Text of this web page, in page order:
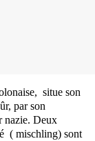
situe son
par son
nazie. Deux
( mischling) sont